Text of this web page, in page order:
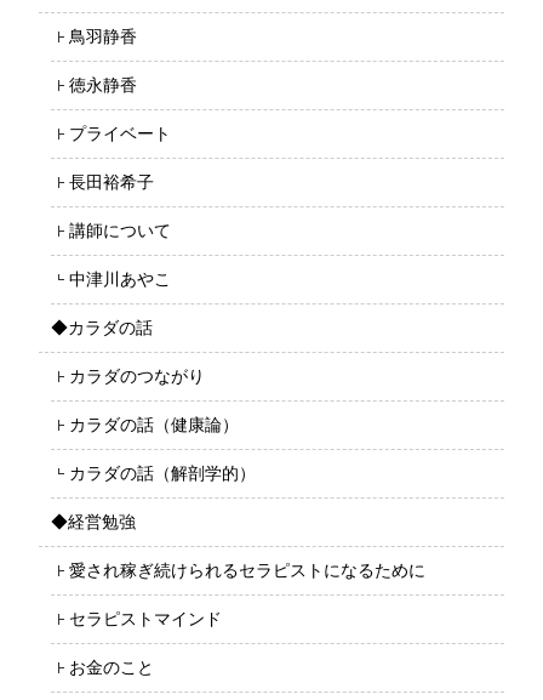
鳥羽静香
徳永静香
プライベート
長田裕希子
講師について
中津川あやこ
◆カラダの話
カラダのつながり
カラダの話（健康論）
カラダの話（解剖学的）
◆経営勉強
愛され稼ぎ続けられるセラピストになるために
セラピストマインド
お金のこと